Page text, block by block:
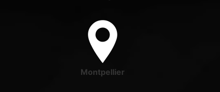
Montpellier